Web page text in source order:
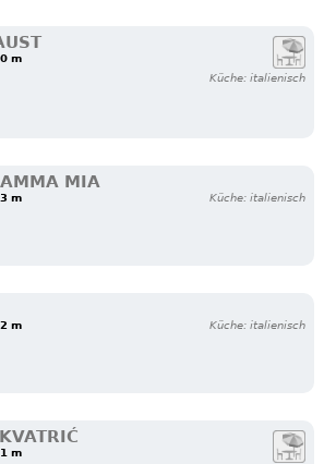
m
Küche: italienisch
MIA
m Küche: italienisch
m Küche: italienisch
m